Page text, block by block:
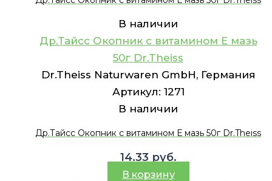
В наличии
Др.Тайсс Окопник с витамином Е мазь
50г Dr.Theiss
Dr.Theiss Naturwaren GmbH, Германия
Артикул: 1271
В наличии
Др.Тайсс Окопник с витамином Е мазь 50г Dr.Theiss
14.33 руб.
В корзину